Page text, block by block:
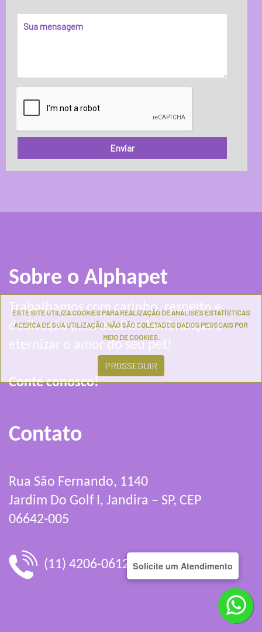
Enviar
Sobre o Alphapet
Trabalhamos com carinho, respeito e
dedicação para acolher lembranças e
eternizar o amor do seu pet!
Conte conosco!
Contato
Rua São Fernando, 1140
Jardim Do Golf I, Jandira – SP, CEP
06642-005
(11) 4206-0612
ESTE SITE UTILIZA COOKIES PARA REALIZAÇÃO DE ANÁLISES ESTATÍSTICAS
ACERCA DE SUA UTILIZAÇÃO. NÃO SÃO COLETADOS DADOS PESSOAIS POR
MEIO DE COOKIES.
PROSSEGUIR
Solicite um Atendimento